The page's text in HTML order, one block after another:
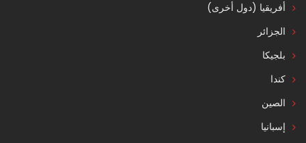
أفريقيا (دول أخرى)
الجزائر
بلجيكا
كندا
الصين
إسبانيا